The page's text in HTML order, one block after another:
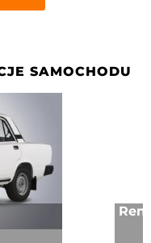
SAMOCHODU